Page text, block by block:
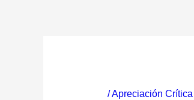
/Apreciación Crítica